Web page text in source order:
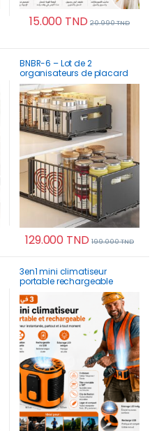
TND à 149.000 TND
15.000 TND 20.990TND
BNBR-6 – Lot de 2
organisateurs de placard
coulissants pliable
129.000 TND 199.000TND
3en1 mini climatiseur
portable rechargeable